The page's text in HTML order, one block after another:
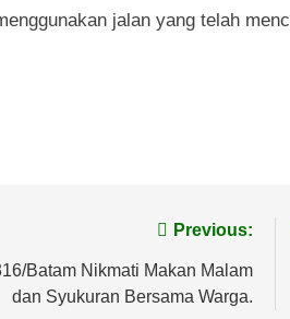
jalan yang telah
Previous:
Batam Nikmati Makan Malam
dan Syukuran Bersama Warga.